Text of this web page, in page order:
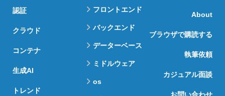
認証
クラウド
コンテナ
生成AI
トレンド
フロントエンド
バックエンド
データーベース
ミドルウェア
os
About
ブラウザで購読する
執筆依頼
カジュアル面談